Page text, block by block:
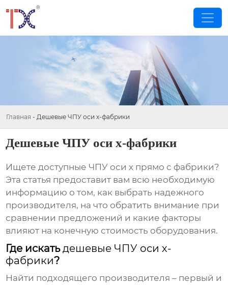
Главная - Дешевые ЧПУ оси х-фабрики
Дешевые ЧПУ оси х-фабрики
Ищете доступные ЧПУ оси х прямо с фабрики?
Эта статья предоставит вам всю необходимую
информацию о том, как выбрать надежного
производителя, на что обратить внимание при
сравнении предложений и какие факторы
влияют на конечную стоимость оборудования.
Где искатьдешевые ЧПУ оси х-
фабрики?
Найти подходящего производителя – первый и